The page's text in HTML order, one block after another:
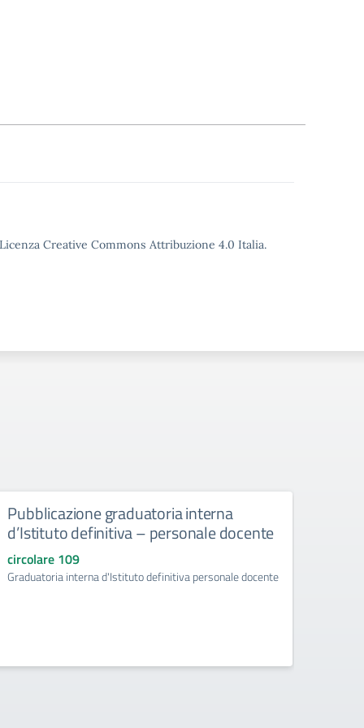
Creative Commons Attribuzione 4.0 Italia.
Pubblicazione graduatoria interna
d’Istituto definitiva – personale docente
circolare 109
Graduatoria interna d'Istituto definitiva personale docente